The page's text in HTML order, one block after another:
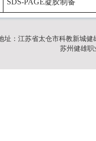
SDS-PAGE凝胶制备
址：江苏省太仓市科教新城健
苏州健雄职